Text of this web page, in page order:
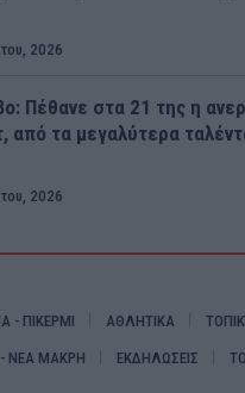
2026
Πέθανε στα 21 της η
από τα μεγαλύτερα
2026
- ΠΙΚΕΡΜΙ ΑΘΛΗΤΙΚΑ
ΝΕΑ ΜΑΚΡΗ ΕΚΔΗΛΩΣΕΙΣ